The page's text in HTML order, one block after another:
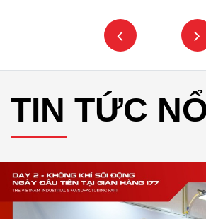
TIN TỨC